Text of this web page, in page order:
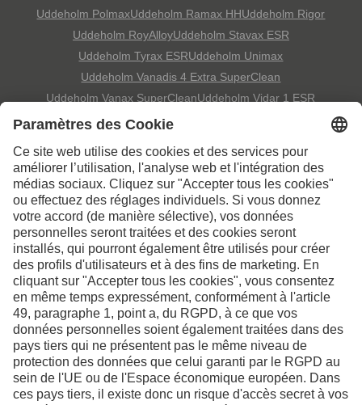
Uddeholm PolmaxUddeholm Ramax HHUddeholm Rigor
Uddeholm RoyAlloyUddeholm Stavax ESR
Uddeholm Tyrax ESRUddeholm Unimax
Uddeholm Vanadis 4 Extra SuperClean
Uddeholm Vanax SuperCleanUddeholm Vidar 1 ESR
Contactez-nous pour de
plus amples informations
Contact